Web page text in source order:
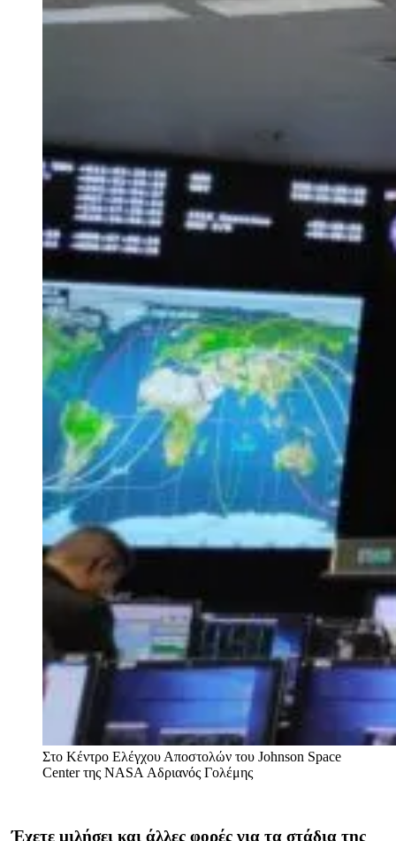
Στo Κέντρο Ελέγχου Αποστολών του Johnson Space
Center της NASA Αδριανός Γολέμης
Έχετε μιλήσει και άλλες φορές για τα στάδια της